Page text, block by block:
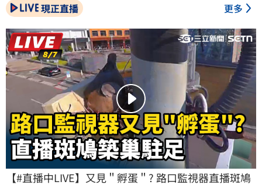
現正直播 更多
【#直播中LIVE】又見＂孵蛋＂? 路口監視器直播斑鳩